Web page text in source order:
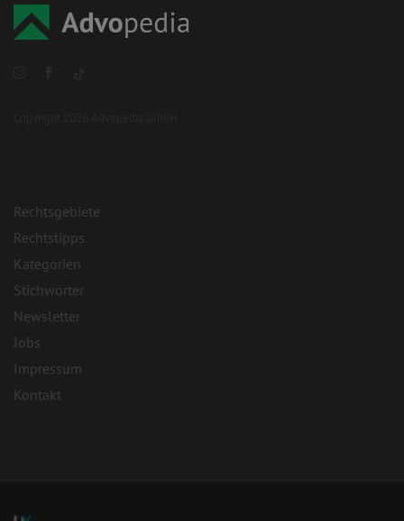
Rechtsgebiete
Rechtstipps
Kategorien
Stichwörter
Newsletter
Jobs
Impressum
Kontakt